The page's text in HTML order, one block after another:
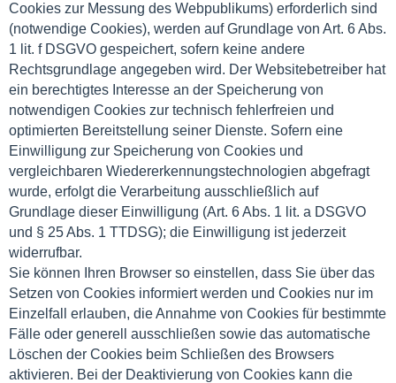
Cookies zur Messung des Webpublikums) erforderlich sind
(notwendige Cookies), werden auf Grundlage von Art. 6 Abs.
1 lit. f DSGVO gespeichert, sofern keine andere
Rechtsgrundlage angegeben wird. Der Websitebetreiber hat
ein berechtigtes Interesse an der Speicherung von
notwendigen Cookies zur technisch fehlerfreien und
optimierten Bereitstellung seiner Dienste. Sofern eine
Einwilligung zur Speicherung von Cookies und
vergleichbaren Wiedererkennungstechnologien abgefragt
wurde, erfolgt die Verarbeitung ausschließlich auf
Grundlage dieser Einwilligung (Art. 6 Abs. 1 lit. a DSGVO
und § 25 Abs. 1 TTDSG); die Einwilligung ist jederzeit
widerrufbar.
Sie können Ihren Browser so einstellen, dass Sie über das
Setzen von Cookies informiert werden und Cookies nur im
Einzelfall erlauben, die Annahme von Cookies für bestimmte
Fälle oder generell ausschließen sowie das automatische
Löschen der Cookies beim Schließen des Browsers
aktivieren. Bei der Deaktivierung von Cookies kann die